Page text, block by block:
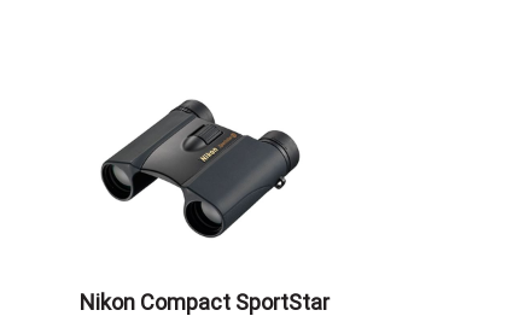
Nikon Compact SportStar